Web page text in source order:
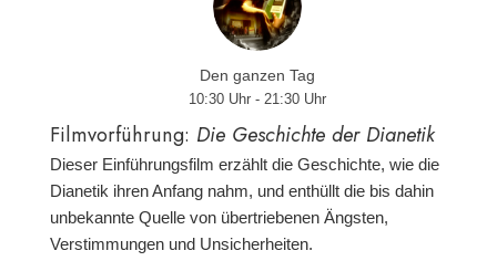
Den ganzen Tag
10:30 Uhr - 21:30 Uhr
Filmvorführung: Die Geschichte der Dianetik
Dieser Einführungsfilm erzählt die Geschichte, wie die
Dianetik ihren Anfang nahm, und enthüllt die bis dahin
unbekannte Quelle von übertriebenen Ängsten,
Verstimmungen und Unsicherheiten.